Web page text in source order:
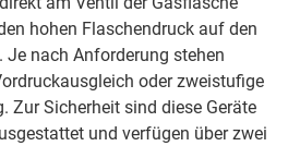
hohen Flaschendruck auf den
Je nach Anforderung stehen
oder zweistufige
Zur Sicherheit sind diese Geräte
und verfügen über zwei